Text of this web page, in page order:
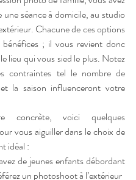
une séance à domicile, au studio
Chacune de ces options
bénéfices ; il vous revient donc
lieu qui vous sied le plus. Notez
contraintes tel le nombre de
la saison influenceront votre
concrète, voici quelques
vous aiguiller dans le choix de
idéal :
de jeunes enfants débordant
un photoshoot à l’extérieur